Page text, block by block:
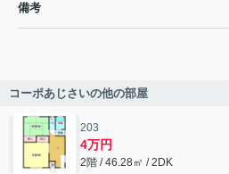
備考
コーポあじさいの他の部屋
203
4万円
2階 / 46.28㎡ / 2DK